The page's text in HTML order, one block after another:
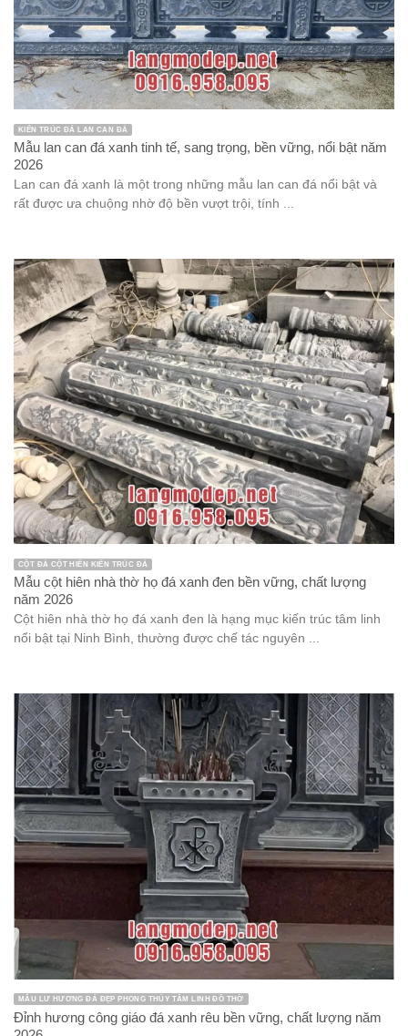
KIẾN TRÚC ĐÁ LAN CAN ĐÁ
Mẫu lan can đá xanh tinh tế, sang trọng, bền vững, nổi bật năm
2026
Lan can đá xanh là một trong những mẫu lan can đá nổi bật và
rất được ưa chuộng nhờ độ bền vượt trội, tính ...
CỘT ĐÁ CỘT HIÊN KIẾN TRÚC ĐÁ
Mẫu cột hiên nhà thờ họ đá xanh đen bền vững, chất lượng
năm 2026
Cột hiên nhà thờ họ đá xanh đen là hạng mục kiến trúc tâm linh
nổi bật tại Ninh Bình, thường được chế tác nguyên ...
MẪU LƯ HƯƠNG ĐÁ ĐẸP PHONG THỦY TÂM LINH ĐỒ THỜ
Đỉnh hương công giáo đá xanh rêu bền vững, chất lượng năm